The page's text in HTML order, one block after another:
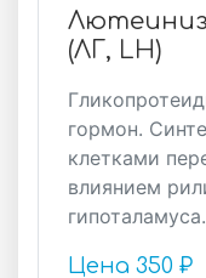
(ЛГ, LH)
гормон.
клетками
влиянием
гипоталамуса.
Цена 350 ₽